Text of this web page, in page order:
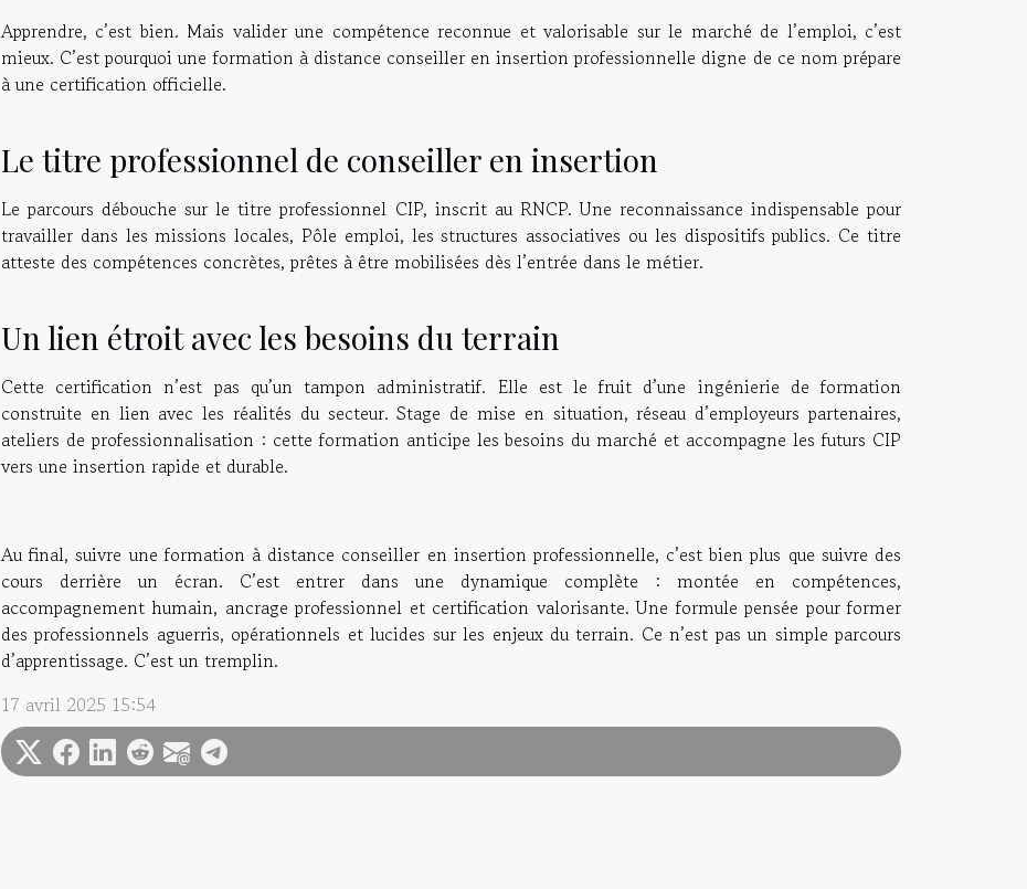
Apprendre, c’est bien. Mais valider une compétence reconnue et valorisable sur le marché de l’emploi, c’est
mieux. C’est pourquoi une formation à distance conseiller en insertion professionnelle digne de ce nom prépare
à une certification officielle.
Le titre professionnel de conseiller en insertion
Le parcours débouche sur le titre professionnel CIP, inscrit au RNCP. Une reconnaissance indispensable pour
travailler dans les missions locales, Pôle emploi, les structures associatives ou les dispositifs publics. Ce titre
atteste des compétences concrètes, prêtes à être mobilisées dès l’entrée dans le métier.
Un lien étroit avec les besoins du terrain
Cette certification n’est pas qu’un tampon administratif. Elle est le fruit d’une ingénierie de formation
construite en lien avec les réalités du secteur. Stage de mise en situation, réseau d’employeurs partenaires,
ateliers de professionnalisation : cette formation anticipe les besoins du marché et accompagne les futurs CIP
vers une insertion rapide et durable.
Au final, suivre une formation à distance conseiller en insertion professionnelle, c’est bien plus que suivre des
cours derrière un écran. C’est entrer dans une dynamique complète : montée en compétences,
accompagnement humain, ancrage professionnel et certification valorisante. Une formule pensée pour former
des professionnels aguerris, opérationnels et lucides sur les enjeux du terrain. Ce n’est pas un simple parcours
d’apprentissage. C’est un tremplin.
17 avril 2025 15:54